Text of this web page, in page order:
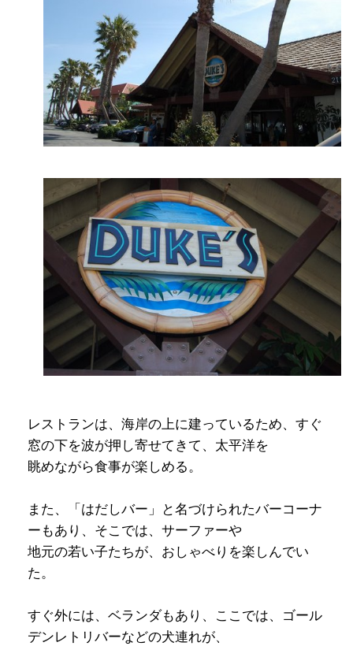
レストランは、海岸の上に建っているため、すぐ
窓の下を波が押し寄せてきて、太平洋を
眺めながら食事が楽しめる。
また、「はだしバー」と名づけられたバーコーナ
ーもあり、そこでは、サーファーや
地元の若い子たちが、おしゃべりを楽しんでい
た。
すぐ外には、ベランダもあり、ここでは、ゴール
デンレトリバーなどの犬連れが、